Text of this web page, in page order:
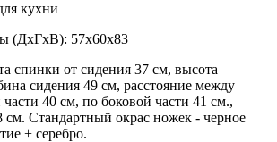
кухни
(ДхГхВ): 57х60х83
спинки от сидения 37 см, высота
сидения 49 см, расстояние между
40 см, по боковой части 41 см.,
Стандартный окрас ножек - черное
+ серебро.